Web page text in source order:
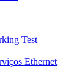
Test
Ethernet